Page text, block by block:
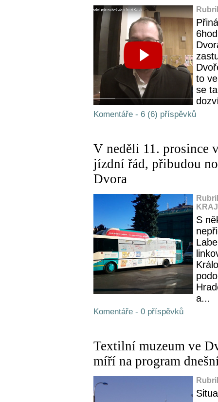
to
se
Komentáře - 6 (6) příspěvků
V neděli 11. prosince
jízdní řád, přibudou
Dvora
S
a...
Komentáře - 0 příspěvků
Textilní muzeum ve
míří na program